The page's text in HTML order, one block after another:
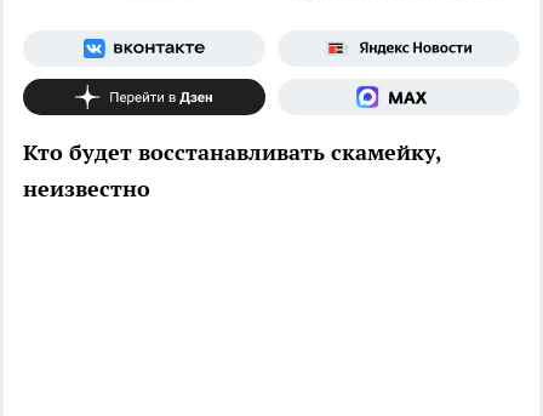
Кто будет восстанавливать скамейку,
неизвестно